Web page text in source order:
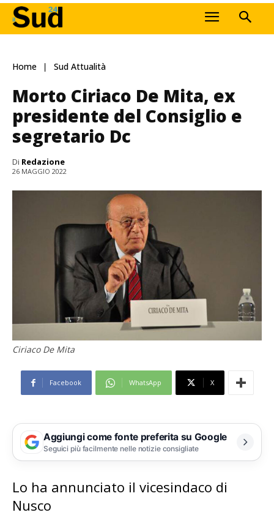
Home Sud Attualità
Morto Ciriaco De Mita, ex
presidente del Consiglio e
segretario Dc
Di Redazione
26 MAGGIO 2022
Ciriaco De Mita
Facebook WhatsApp X
Aggiungi come fonte preferita su Google
Seguici più facilmente nelle notizie consigliate
Lo ha annunciato il vicesindaco di
Nusco